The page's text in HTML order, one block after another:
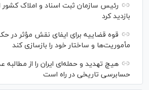
رئیس سازمان ثبت اسناد و املاک کشور
بازدید کرد
قوه قضاییه برای ایفای نقش مؤثر در
مأموریت‌ها و ساختار خود را بازسازی کند
هیچ تهدید و حمله‌ای ایران را از مطالبه
حسابرسی تاریخی در راه است